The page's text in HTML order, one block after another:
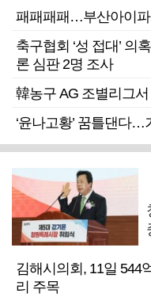
패패패패…부산아이
축구협회 ‘성 접대’
론 심판 2명 조사
韓농구 AG 조별리그
‘윤나고황’ 꿈틀댄다
김해시의회, 11일 544
리 주목